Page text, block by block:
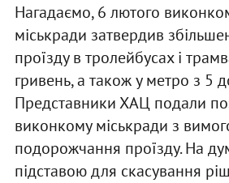
Нагадаємо, 6 лютого
міськради затвердив
проїзду в тролейбусах і
гривень, а також у метро з 5
Представники ХАЦ подали
виконкому міськради з
подорожчання проїзду. На
підставою для скасування